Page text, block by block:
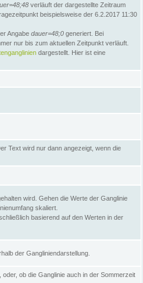
verläuft der dargestellte Zeitraum
beispielsweise der 6.2.2017 11:30
Angabe dauer=48;0 generiert. Bei
nur bis zum aktuellen Zeitpunkt verläuft.
dargestellt. Hier ist eine
Text wird nur dann angezeigt, wenn die
wird. Gehen die Werte der Ganglinie
skaliert.
basierend auf den Werten in der
der Gangliniendarstellung.
oder, ob die Ganglinie auch in der Sommerzeit